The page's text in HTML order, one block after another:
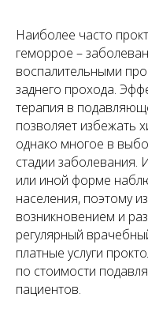
Наиболее часто
геморрое –
воспалительными
заднего прохода.
терапия в
позволяет избежать
однако многое в
стадии заболевания.
или иной форме
населения, поэтому
возникновением и
регулярный
платные услуги
по стоимости
пациентов.